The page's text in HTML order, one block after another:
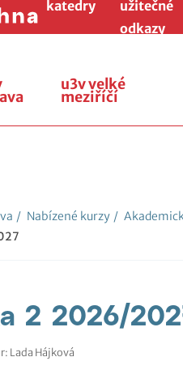
katedry
užitečné
odkazy
u3v velké
meziříčí
/ Nabízené kurzy /
2 2026/
Lada Hájková